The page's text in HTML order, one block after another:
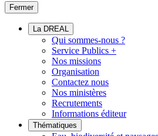
Fermer
La DREAL
Qui sommes-nous ?
Service Publics +
Nos missions
Organisation
Contactez nous
Nos ministères
Recrutements
Informations éditeur
Thématiques